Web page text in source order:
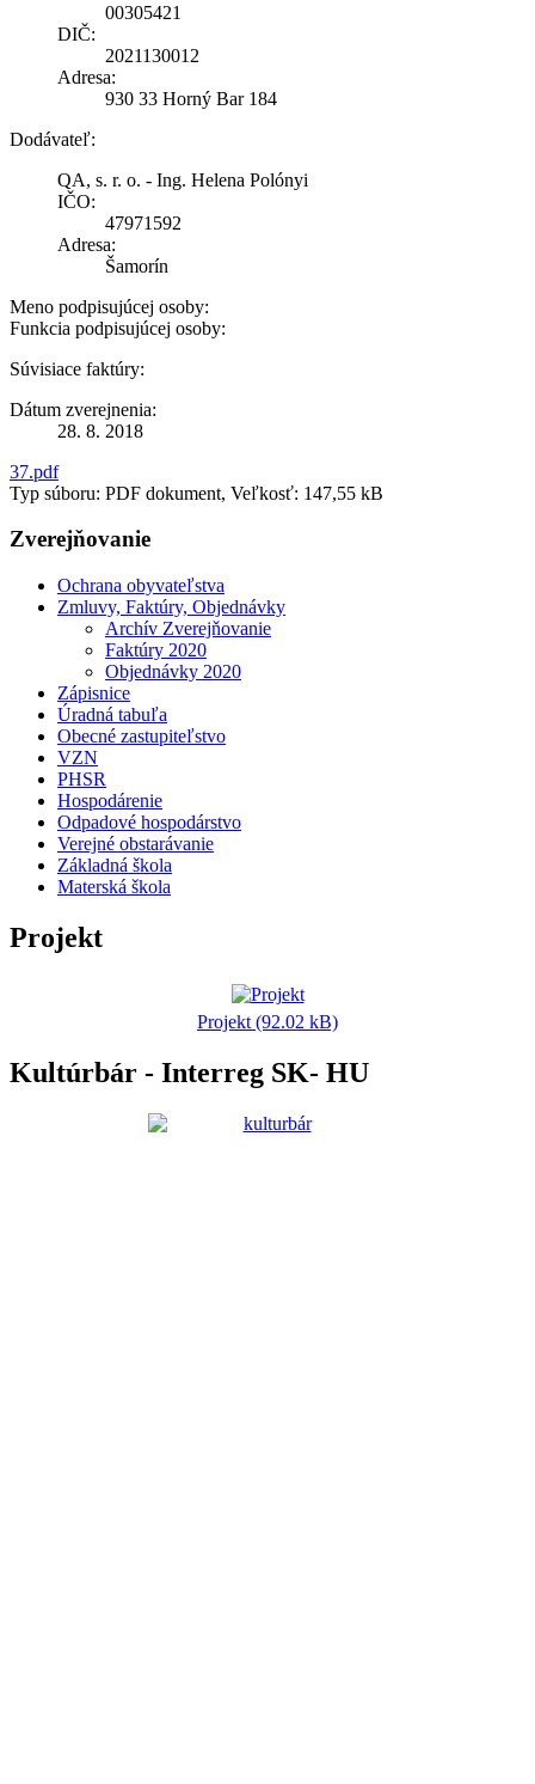
00305421
DIČ:
2021130012
Adresa:
930 33 Horný Bar 184
Dodávateľ:
QA, s. r. o. - Ing. Helena Polónyi
IČO:
47971592
Adresa:
Šamorín
Meno podpisujúcej osoby:
Funkcia podpisujúcej osoby:
Súvisiace faktúry:
Dátum zverejnenia:
28. 8. 2018
37.pdf
Typ súboru: PDF dokument, Veľkosť: 147,55 kB
Zverejňovanie
Ochrana obyvateľstva
Zmluvy, Faktúry, Objednávky
Archív Zverejňovanie
Faktúry 2020
Objednávky 2020
Zápisnice
Úradná tabuľa
Obecné zastupiteľstvo
VZN
PHSR
Hospodárenie
Odpadové hospodárstvo
Verejné obstarávanie
Základná škola
Materská škola
Projekt
Projekt (92.02 kB)
Kultúrbár - Interreg SK- HU